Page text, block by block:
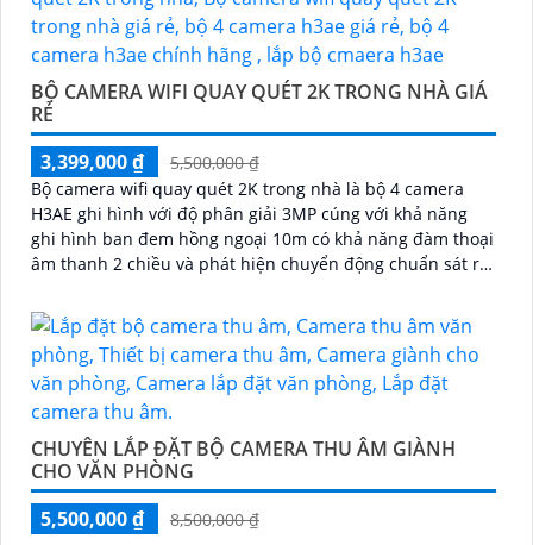
BỘ CAMERA WIFI QUAY QUÉT 2K TRONG NHÀ GIÁ
RẺ
3,399,000 ₫
5,500,000 ₫
Bộ camera wifi quay quét 2K trong nhà là bộ 4 camera
H3AE ghi hình với độ phân giải 3MP cúng với khả năng
ghi hình ban đem hồng ngoại 10m có khả năng đàm thoại
âm thanh 2 chiều và phát hiện chuyển động chuẩn sát rất
trí giám sát yêu cầu camera vừa có thể giám sát đêm vừa
có thể đàm thoại được âm thanh 2 chiều.
CHUYÊN LẮP ĐẶT BỘ CAMERA THU ÂM GIÀNH
CHO VĂN PHÒNG
5,500,000 ₫
8,500,000 ₫